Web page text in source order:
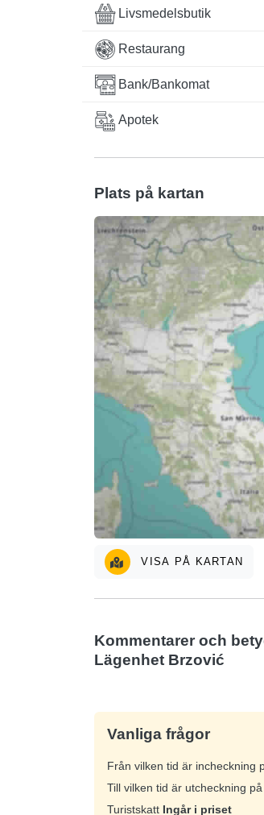
Livsmedelsbutik
Restaurang
Bank/Bankomat
Apotek
Plats på kartan
VISA PÅ KARTAN
Kommentarer och
Lägenhet Brzović
Vanliga frågor
Från vilken tid är incheckning
Till vilken tid är utcheckning
Turistskatt Ingår i priset